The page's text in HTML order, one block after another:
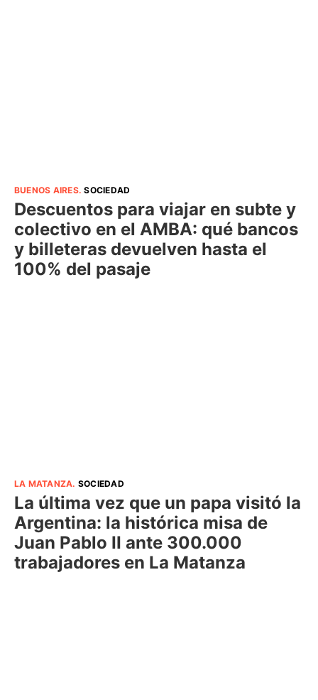
BUENOS AIRES.SOCIEDAD
Descuentos para viajar en subte y
colectivo en el AMBA: qué bancos
y billeteras devuelven hasta el
100% del pasaje
LA MATANZA. SOCIEDAD
La última vez que un papa visitó la
Argentina: la histórica misa de
Juan Pablo II ante 300.000
trabajadores en La Matanza